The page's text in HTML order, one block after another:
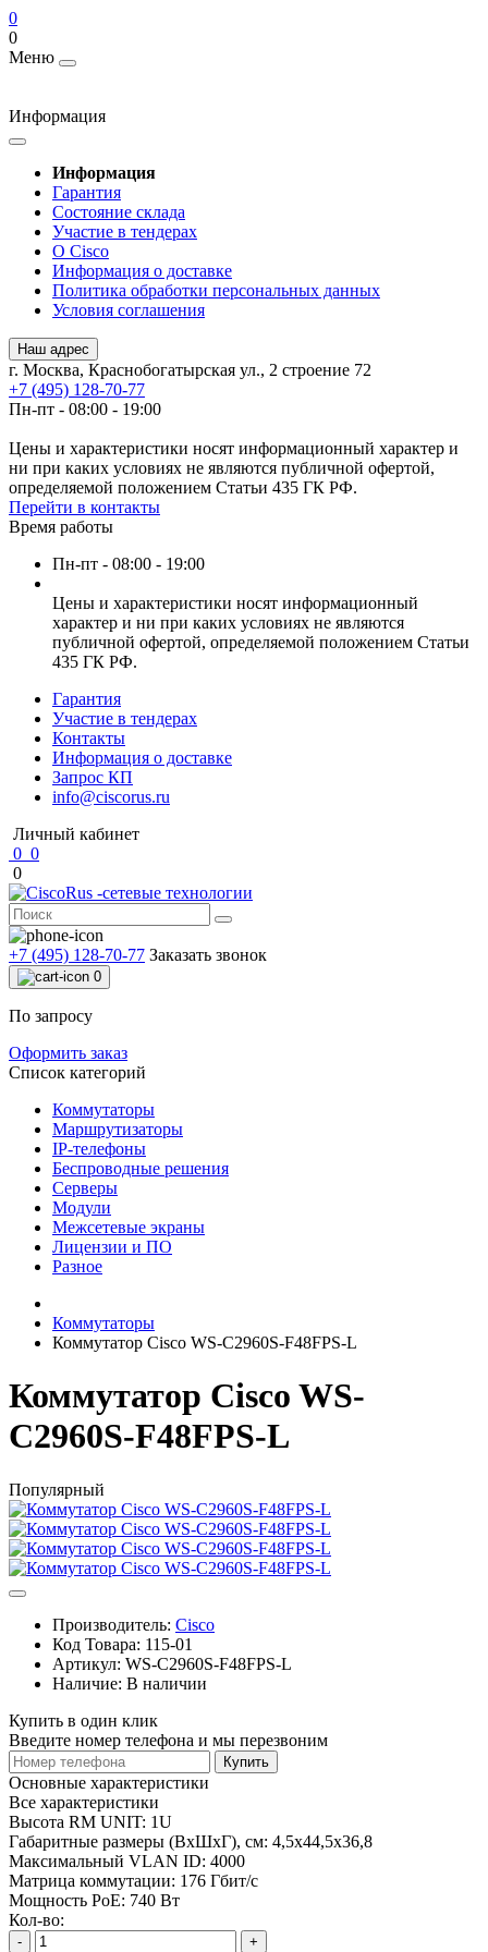
0
0
Меню
Информация
Информация
Гарантия
Состояние склада
Участие в тендерах
О Cisco
Информация о доставке
Политика обработки персональных данных
Условия соглашения
Наш адрес
г. Москва, Краснобогатырская ул., 2 строение 72
+7 (495) 128-70-77
Пн-пт - 08:00 - 19:00
Цены и характеристики носят информационный характер и
ни при каких условиях не являются публичной офертой,
определяемой положением Статьи 435 ГК РФ.
Перейти в контакты
Время работы
Пн-пт - 08:00 - 19:00
Цены и характеристики носят информационный
характер и ни при каких условиях не являются
публичной офертой, определяемой положением Статьи
435 ГК РФ.
Гарантия
Участие в тендерах
Контакты
Информация о доставке
Запрос КП
info@ciscorus.ru
Личный кабинет
0 0
0
+7 (495) 128-70-77 Заказать звонок
0
По запросу
Оформить заказ
Список категорий
Коммутаторы
Маршрутизаторы
IP-телефоны
Беспроводные решения
Серверы
Модули
Межсетевые экраны
Лицензии и ПО
Разное
Коммутаторы
Коммутатор Cisco WS-C2960S-F48FPS-L
Коммутатор Cisco WS-
C2960S-F48FPS-L
Популярный
Производитель: Cisco
Код Товара: 115-01
Артикул: WS-C2960S-F48FPS-L
Наличие: В наличии
Купить в один клик
Введите номер телефона и мы перезвоним
Купить
Основные характеристики
Все характеристики
Высота RM UNIT: 1U
Габаритные размеры (ВхШхГ), см: 4,5х44,5х36,8
Максимальный VLAN ID: 4000
Матрица коммутации: 176 Гбит/с
Мощность PoE: 740 Вт
Кол-во:
- +